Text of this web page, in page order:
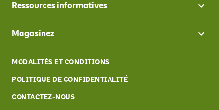
Ressources informatives
Magasinez
MODALITÉS ET CONDITIONS
POLITIQUE DE CONFIDENTIALITÉ
CONTACTEZ-NOUS